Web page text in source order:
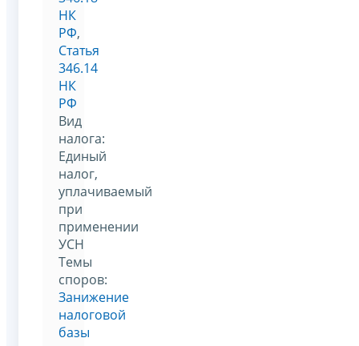
НК
РФ,
Статья
346.14
НК
РФ
Вид
налога:
Единый
налог,
уплачиваемый
при
применении
УСН
Темы
споров:
Занижение
налоговой
базы